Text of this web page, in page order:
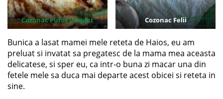
Cozonac Pufos umplut Cozonac Felii
Bunica a lasat mamei mele reteta de Haios, eu am
preluat si invatat sa pregatesc de la mama mea aceasta
delicatese, si sper eu, ca intr-o buna zi macar una din
fetele mele sa duca mai departe acest obicei si reteta in
sine.